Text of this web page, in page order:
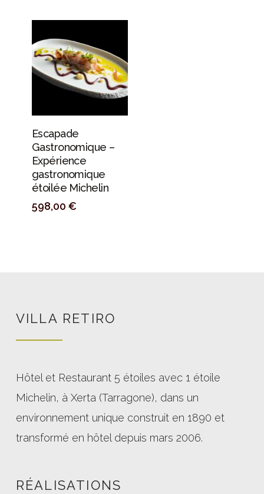
PERSONALIZAR
Escapade
Gastronomique –
Expérience
gastronomique
étoilée Michelin
598,00 €
VILLA RETIRO
Hôtel et Restaurant 5 étoiles avec 1 étoile
Michelin, à Xerta (Tarragone), dans un
environnement unique construit en 1890 et
transformé en hôtel depuis mars 2006.
RÉALISATIONS